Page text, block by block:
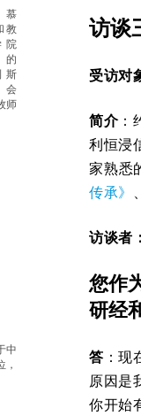
教
的
会
师
中
访谈
受访对
简介：
利恒浸
家熟悉
传承》 、
访谈者
您作
研经
答 ：
原因是
你开始